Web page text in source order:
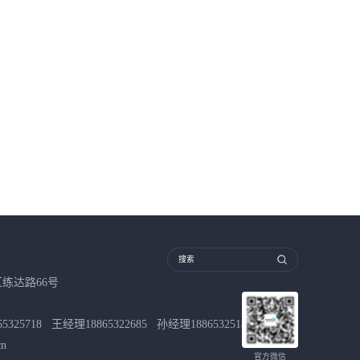
达路66号
王经理18865322685孙经理18865325182
官方微信